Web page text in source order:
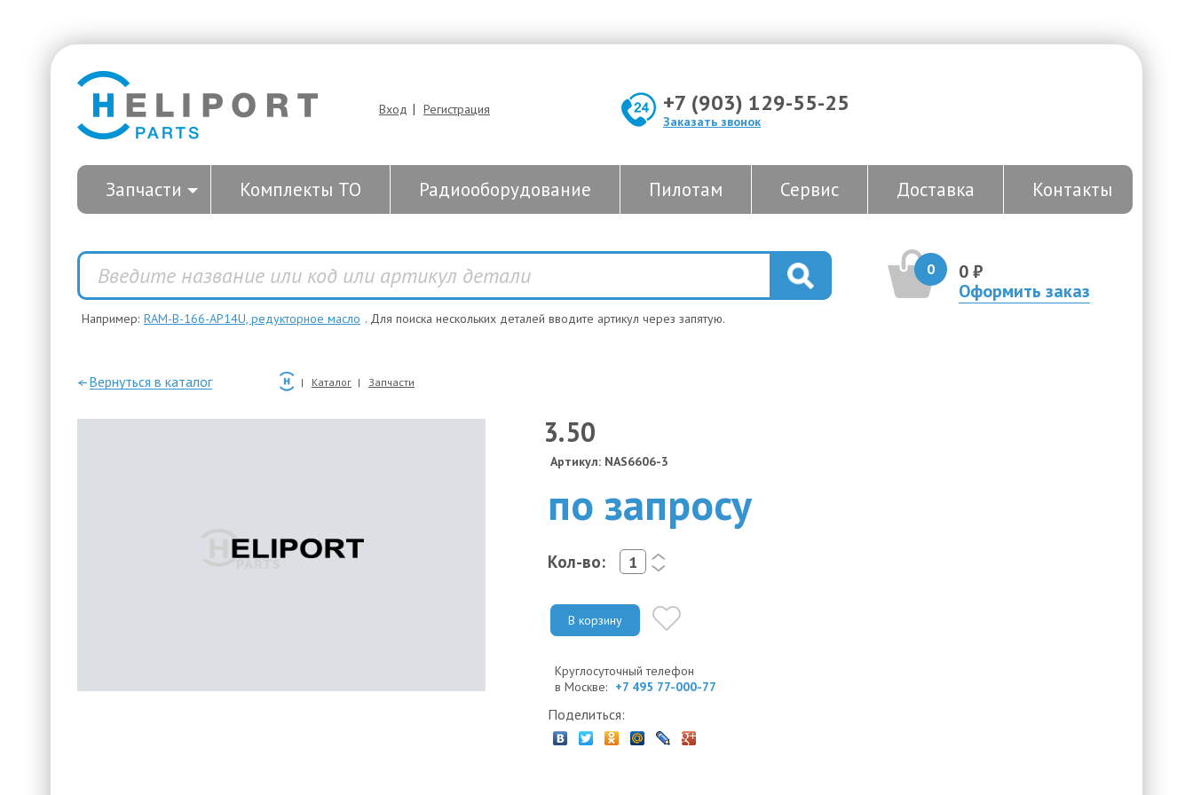
Вход | Регистрация +7 (903) 129-55-25
Заказать звонок
Запчасти Комплекты ТО Радиооборудование Пилотам Сервис Доставка Контакты
0
0 ₽
Оформить заказ
Например: RAM-B-166-AP14U, редукторное масло . Для поиска нескольких деталей вводите артикул через запятую.
—Вернуться в каталог Каталог Запчасти
3.50
Артикул: NAS6606-3
по запросу
Кол-во:
<
>
В корзину
Круглосуточный телефон
в Москве: +7 495 77-000-77
Поделиться: